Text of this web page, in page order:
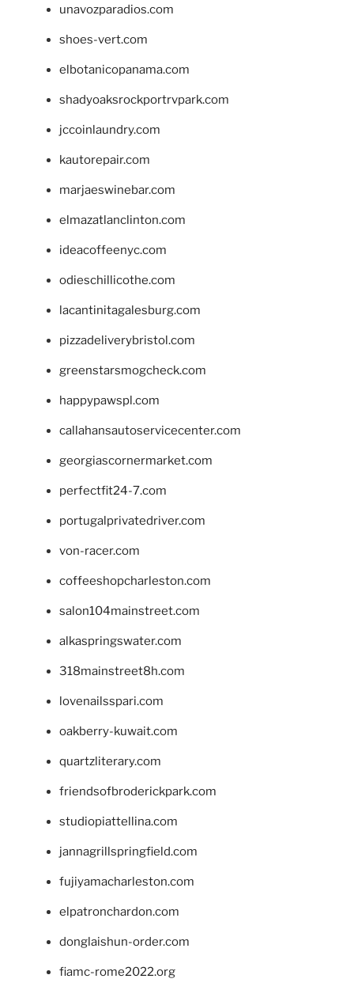
unavozparadios.com
shoes-vert.com
elbotanicopanama.com
shadyoaksrockportrvpark.com
jccoinlaundry.com
kautorepair.com
marjaeswinebar.com
elmazatlanclinton.com
ideacoffeenyc.com
odieschillicothe.com
lacantinitagalesburg.com
pizzadeliverybristol.com
greenstarsmogcheck.com
happypawspl.com
callahansautoservicecenter.com
georgiascornermarket.com
perfectfit24-7.com
portugalprivatedriver.com
von-racer.com
coffeeshopcharleston.com
salon104mainstreet.com
alkaspringswater.com
318mainstreet8h.com
lovenailsspari.com
oakberry-kuwait.com
quartzliterary.com
friendsofbroderickpark.com
studiopiattellina.com
jannagrillspringfield.com
fujiyamacharleston.com
elpatronchardon.com
donglaishun-order.com
fiamc-rome2022.org